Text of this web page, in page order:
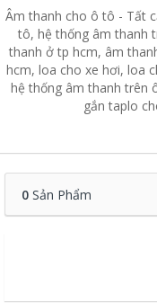
Âm thanh cho ô tô - Tất
tô, hệ thống âm thanh
thanh ở tp hcm, âm
hcm, loa cho xe hơi, loa
hệ thống âm thanh trên
gắn taplo
0 Sản Phẩm